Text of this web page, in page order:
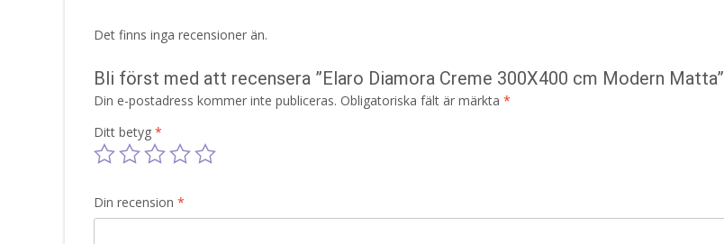
Det finns inga recensioner än.
Bli först med att recensera ”Elaro Diamora Creme 300X400 cm Modern Matta”
Din e-postadress kommer inte publiceras. Obligatoriska fält är märkta *
Ditt betyg *
Din recension *